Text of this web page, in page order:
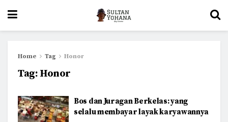
Home Tag Honor
Tag: Honor
Bos dan Juragan Berkelas: yang
selalu membayar layak karyawannya